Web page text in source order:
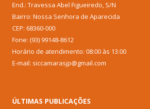
End.: Travessa Abel Figueiredo, S/N
Bairro: Nossa Senhora de Aparecida
CEP: 68360-000
Fone: (93) 99148-8612
Horário de atendimento: 08:00 às 13:00
E-mail: siccamarasjp@gmail.com
ÚLTIMAS PUBLICAÇÕES